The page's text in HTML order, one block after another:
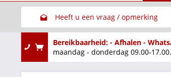
Heeft u een vraag / opmerking
Link naar het contactformulier
Bereikbaarheid: - Afhalen -
maandag - donderdag 09.00-